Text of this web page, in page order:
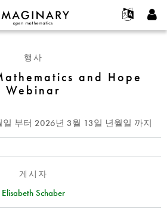
Français
Deutsch
한국어
Türkçe
Programs
Galleries
Hands-On
Texts
Exhibitions
나머지 보기...
프로젝트
참가하기
연락처
행사
and Hope
Webinar
일 부터 2026년 3월 13일 년월일 까지
게시자
Elisabeth Schaber